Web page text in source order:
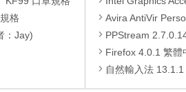
格
：Jay)
Avira AntiVir
PPStream
Firefox 4.0.1 繁體
自然輸入法 13.1.1